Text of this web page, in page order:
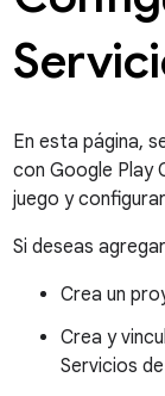
En esta página,
con Google Play
juego y
Si deseas
Crea un
Crea y
Servicios